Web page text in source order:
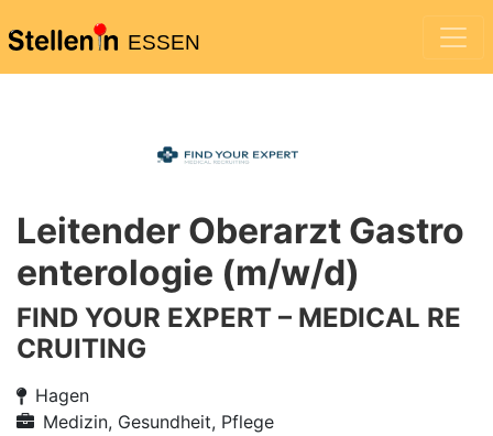
ESSEN
Leitender Oberarzt Gastro
enterologie (m/w/d)
FIND YOUR EXPERT – MEDICAL RE
CRUITING
Hagen
Medizin, Gesundheit, Pflege